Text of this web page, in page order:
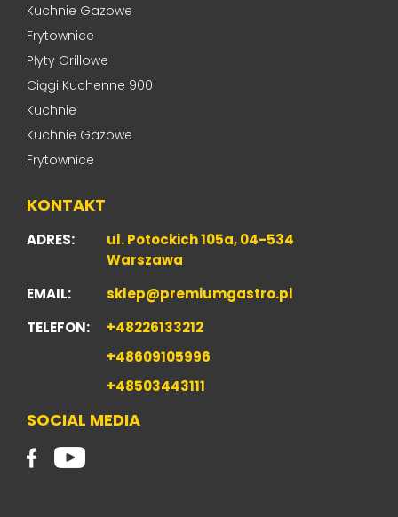
Kuchnie Gazowe
Frytownice
Płyty Grillowe
Ciągi Kuchenne 900
Kuchnie
Kuchnie Gazowe
Frytownice
KONTAKT
ADRES:
ul. Potockich 105a, 04-534
Warszawa
EMAIL:
sklep@premiumgastro.pl
TELEFON:
+48226133212
+48609105996
+48503443111
SOCIAL MEDIA